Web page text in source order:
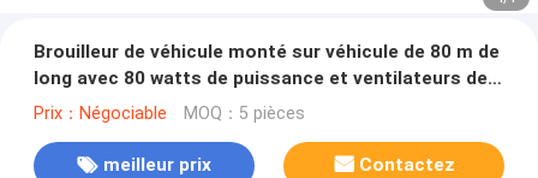
Brouilleur de véhicule monté sur véhicule de 80 m de
long avec 80 watts de puissance et ventilateurs de
refroidissement
Prix：Négociable MOQ：5 pièces
meilleur prix Contactez